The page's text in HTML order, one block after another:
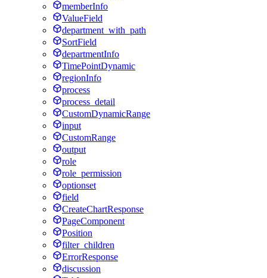
memberInfo
ValueField
department_with_path
SortField
departmentInfo
TimePointDynamic
regionInfo
process
process_detail
CustomDynamicRange
input
CustomRange
output
role
role_permission
optionset
field
CreateChartResponse
PageComponent
Position
filter_children
ErrorResponse
discussion